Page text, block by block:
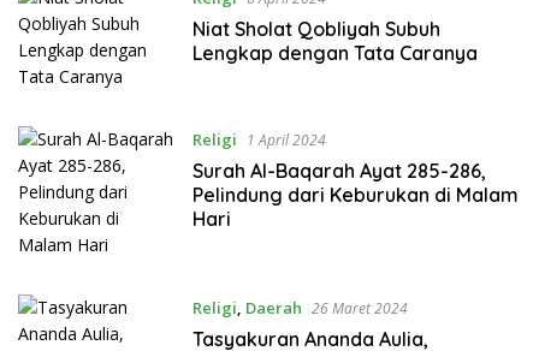
Niat Sholat Qobliyah Subuh
Lengkap dengan Tata Caranya
Religi 1 April 2024
Surah Al-Baqarah Ayat 285-286,
Pelindung dari Keburukan di Malam
Hari
Religi, Daerah 26 Maret 2024
Tasyakuran Ananda Aulia,